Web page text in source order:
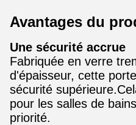
Avantages du
Une sécurité accrue
Fabriquée en verre
d'épaisseur, cette
sécurité
pour les salles de
priorité.